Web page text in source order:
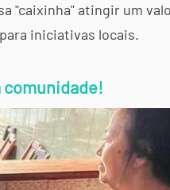
"caixinha" atingir um
iniciativas locais.